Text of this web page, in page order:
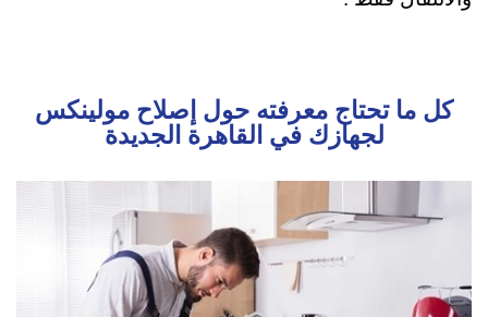
كل ما تحتاج معرفته حول إصلاح مولينكس
لجهازك في القاهرة الجديدة